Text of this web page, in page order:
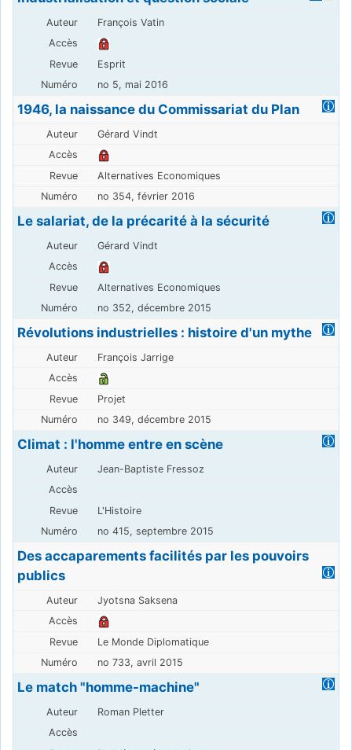
François Vatin
Esprit
no 5, mai 2016
1946, la naissance du Commissariat du Plan
Gérard Vindt
Alternatives Economiques
no 354, février 2016
Le salariat, de la précarité à la sécurité
Gérard Vindt
Alternatives Economiques
no 352, décembre 2015
Révolutions industrielles : histoire d'un mythe
François Jarrige
Projet
no 349, décembre 2015
Climat : l'homme entre en scène
Jean-Baptiste Fressoz
L'Histoire
no 415, septembre 2015
Des accaparements facilités par les pouvoirs
publics
Jyotsna Saksena
Le Monde Diplomatique
no 733, avril 2015
Le match "homme-machine"
Roman Pletter